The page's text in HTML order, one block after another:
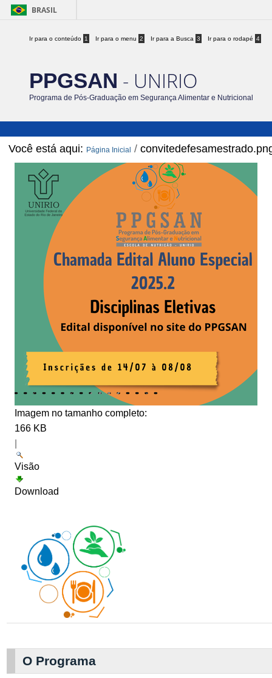
BRASIL
Ir para o conteúdo 1 Ir para o menu 2 Ir para a Busca 3 Ir para o rodapé 4
PPGSAN - UNIRIO
Programa de Pós-Graduação em Segurança Alimentar e Nutricional
Você está aqui: Página Inicial /
Imagem no tamanho completo:
166 KB
Visão
Download
O Programa